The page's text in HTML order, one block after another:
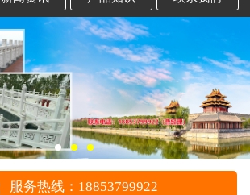
服务热线：18853799922